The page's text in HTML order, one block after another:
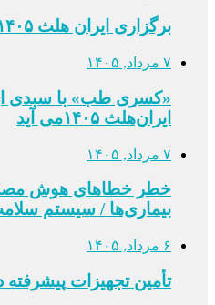
برگزاری ایران هلث ۱۴۰۵ به زمستان موکول شد
۷ مرداد, ۱۴۰۵
«کسری طب» با سبدی
ایران‌هلث ۱۴۰۵می‌ آید
۷ مرداد, ۱۴۰۵
خطر خطاهای هوش
بیماری‌ها / سیستم
۶ مرداد, ۱۴۰۵
تأمین تجهیزات